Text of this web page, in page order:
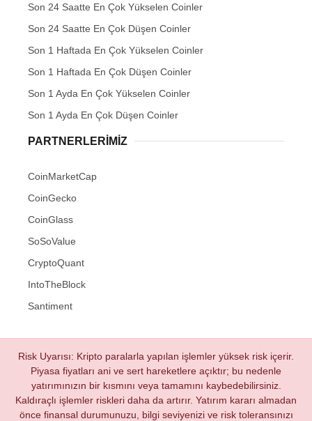
Son 24 Saatte En Çok Yükselen Coinler
Son 24 Saatte En Çok Düşen Coinler
Son 1 Haftada En Çok Yükselen Coinler
Son 1 Haftada En Çok Düşen Coinler
Son 1 Ayda En Çok Yükselen Coinler
Son 1 Ayda En Çok Düşen Coinler
PARTNERLERIMIZ
CoinMarketCap
CoinGecko
CoinGlass
SoSoValue
CryptoQuant
IntoTheBlock
Santiment
Risk Uyarısı: Kripto paralarla yapılan işlemler yüksek risk içerir.
Piyasa fiyatları ani ve sert hareketlere açıktır; bu nedenle
yatırımınızın bir kısmını veya tamamını kaybedebilirsiniz.
Kaldıraçlı işlemler riskleri daha da artırır. Yatırım kararı almadan
önce finansal durumunuzu, bilgi seviyenizi ve risk toleransınızı